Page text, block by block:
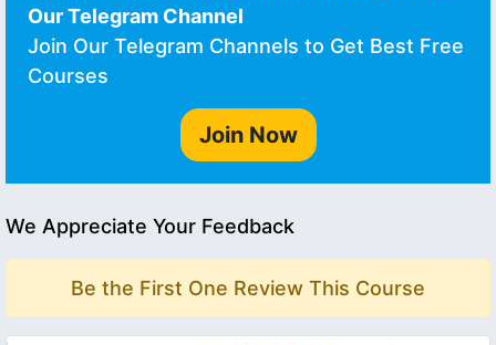
Our Telegram Channel
Join Our Telegram Channels to Get Best Free
Courses
Join Now
We Appreciate Your Feedback
Be the First One Review This Course